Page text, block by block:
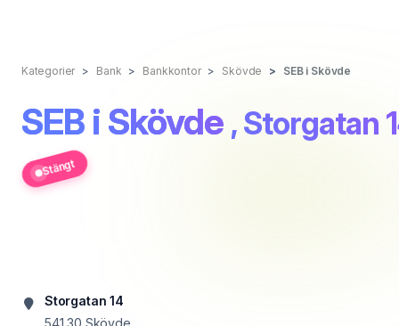
Kategorier Bank Bankkontor Skövde SEB i Skövde
SEB i Skövde , Storgatan
Stängt
Storgatan 14
541 30 Skövde